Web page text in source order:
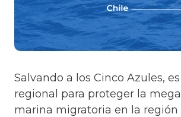
Salvando a los Cinco Azules,
regional para proteger la
marina migratoria en la región